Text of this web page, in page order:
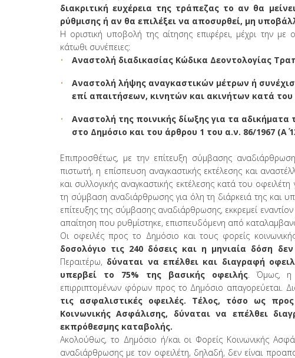
διακριτική ευχέρεια της τράπεζας το αν θα
ρύθμισης ή αν θα επιλέξει να αποσυρθεί, μη
Η οριστική υποβολή της αίτησης επιφέρει, μέχρι την
κάτωθι συνέπειες:
Αναστολή διαδικασίας Κώδικα Δεοντολογίας
Αναστολή λήψης αναγκαστικών μέτρων ή
επί απαιτήσεων, κινητών και ακινήτων κατά του
Αναστολή της ποινικής δίωξης για τα
στο Δημόσιο και του άρθρου 1 του α.ν. 86/1967
Επιπροσθέτως, με την επίτευξη σύμβασης
πιστωτή, η επίσπευση αναγκαστικής εκτέλεσης και
και συλλογικής αναγκαστικής εκτέλεσης κατά του
τη σύμβαση αναδιάρθρωσης για όλη τη διάρκειά της και
επίτευξης της σύμβασης αναδιάρθρωσης, εκκρεμεί
απαίτηση που ρυθμίστηκε, επισπευδόμενη από
Οι οφειλές προς το Δημόσιο και τους φορείς
δοσολόγιο τις 240 δόσεις και η μηνιαία δόση
Περαιτέρω, δύναται να επέλθει και διαγραφή
υπερβεί το 75% της βασικής οφειλής. Όμως, η
επιρριπτομένων φόρων προς το Δημόσιο απαγορεύεται.
τις ασφαλιστικές οφειλές. Τέλος, τόσο ως
Κοινωνικής Ασφάλισης, δύναται να επέλθει
εκπρόθεσμης καταβολής.
Ακολούθως, το Δημόσιο ή/και οι Φορείς Κοινωνικής
αναδιάρθρωσης με τον οφειλέτη, δηλαδή, δεν είναι